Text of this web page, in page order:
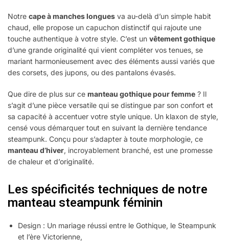
Notre cape à manches longues va au-delà d’un simple habit
chaud, elle propose un capuchon distinctif qui rajoute une
touche authentique à votre style. C’est un vêtement gothique
d’une grande originalité qui vient compléter vos tenues, se
mariant harmonieusement avec des éléments aussi variés que
des corsets, des jupons, ou des pantalons évasés.
Que dire de plus sur ce manteau gothique pour femme ? Il
s’agit d’une pièce versatile qui se distingue par son confort et
sa capacité à accentuer votre style unique. Un klaxon de style,
censé vous démarquer tout en suivant la dernière tendance
steampunk. Conçu pour s’adapter à toute morphologie, ce
manteau d’hiver, incroyablement branché, est une promesse
de chaleur et d’originalité.
Les spécificités techniques de notre
manteau steampunk féminin
Design : Un mariage réussi entre le Gothique, le Steampunk
et l’ère Victorienne,